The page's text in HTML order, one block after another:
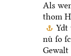
Als
thom
Ydt
nuͤ ſo
Gewalt